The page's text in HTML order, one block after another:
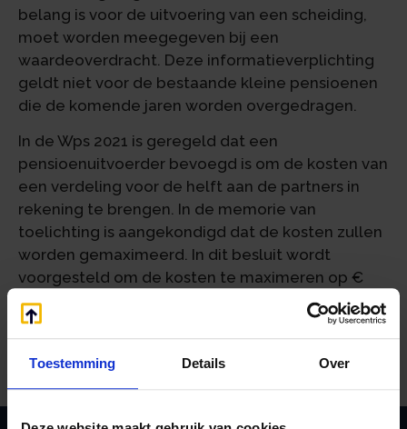
Toestemming Details Over
belang is voor de uitvoering van een scheiding,
moet worden meegegeven bij een
waardeoverdracht. Deze informatieverplichting
geldt niet voor de bestaande kleine pensioenen
die de komende jaren worden overgedragen.
In de Wps 2021 is geregeld dat een
pensioenuitvoerder bevoegd is om de kosten van
een verdeling voor de helft aan de partners in
rekening te brengen. In de memorie van
toelichting is aangekondigd dat de kosten zullen
worden gemaximeerd. In dit besluit wordt
voorgesteld om de kosten te maximeren op €
100 per partner. Er is geen verplichting voor
pensioenuitvoerders om kosten in rekening te